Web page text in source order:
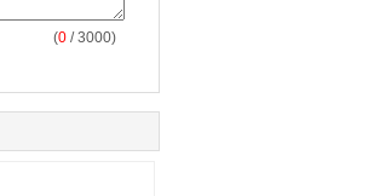
(0 / 3000)